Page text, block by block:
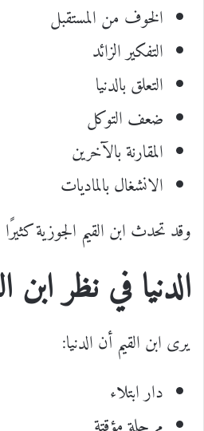
الخوف من المستقبل
التفكير الزائد
التعلق بالدنيا
ضعف التوكل
المقارنة بالآخرين
الانشغال بالماديات
وقد تحدث ابن القيم الجوزية
الدنيا في نظر ابن
يرى ابن القيم أن الدنيا:
دار ابتلاء